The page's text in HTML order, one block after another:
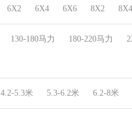
6X2 6X4 6X6 8X2 8X4
130-180马力 180-220马力
4.2-5.3米 5.3-6.2米 6.2-8米